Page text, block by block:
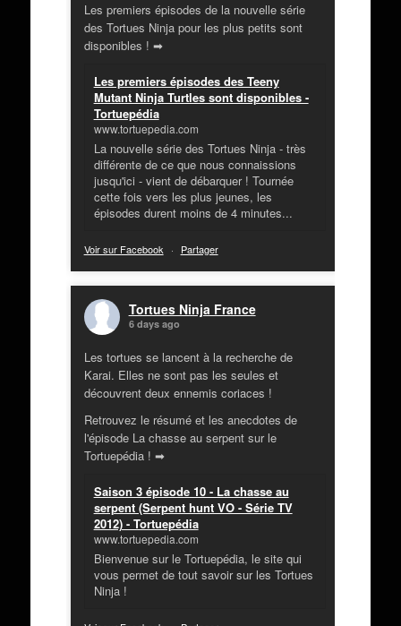
Les premiers épisodes de la nouvelle série
des Tortues Ninja pour les plus petits sont
disponibles ! ➡
Les premiers épisodes des Teeny
Mutant Ninja Turtles sont disponibles -
Tortuepédia
www.tortuepedia.com
La nouvelle série des Tortues Ninja - très
différente de ce que nous connaissions
jusqu'ici - vient de débarquer ! Tournée
cette fois vers les plus jeunes, les
épisodes durent moins de 4 minutes...
Voir sur Facebook · Partager
Tortues Ninja France
6 days ago
Les tortues se lancent à la recherche de
Karai. Elles ne sont pas les seules et
découvrent deux ennemis coriaces !
Retrouvez le résumé et les anecdotes de
l'épisode La chasse au serpent sur le
Tortuepédia ! ➡
Saison 3 épisode 10 - La chasse au
serpent (Serpent hunt VO - Série TV
2012) - Tortuepédia
www.tortuepedia.com
Bienvenue sur le Tortuepédia, le site qui
vous permet de tout savoir sur les Tortues
Ninja !